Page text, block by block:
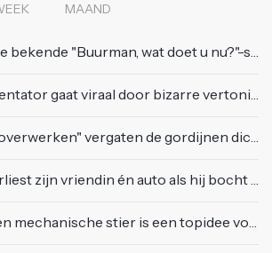
MAAND
wat doet u nu?"-scène uit Flodder met Tatjana Šimić
door bizarre vertoning op live televisie: "Helemaal stijf van de bloem"
vergaten de gordijnen dicht te doen
vriendin én auto als hij bocht te scherp neemt
stier is een topidee voor een eerste date